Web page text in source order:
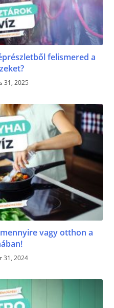
felismered a
31, 2025
vagy otthon a
31, 2024